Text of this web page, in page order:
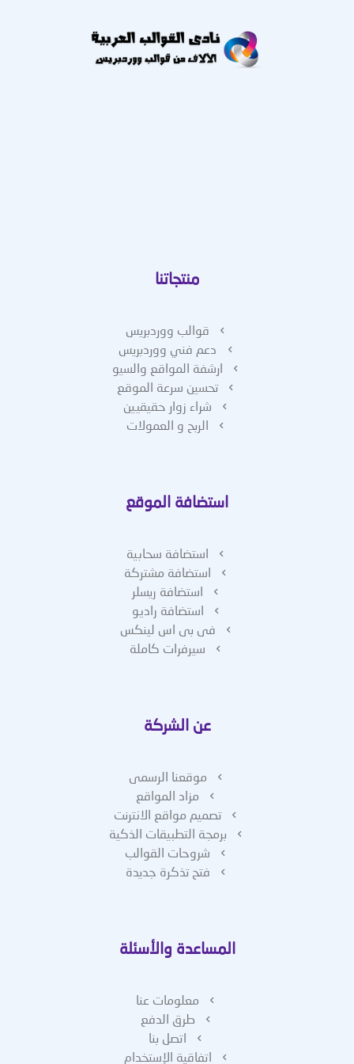
منتجاتنا
قوالب ووردبريس
دعم فني ووردبريس
ارشفة المواقع والسيو
تحسين سرعة الموقع
شراء زوار حقيقيين
الربح و العمولات
استضافة الموقع
استضافة سحابية
استضافة مشتركة
استضافة ريسلر
استضافة راديو
فى بى اس لينكس
سيرفرات كاملة
عن الشركة
موقعنا الرسمى
مزاد المواقع
تصميم مواقع الانترنت
برمجة التطبيقات الذكية
شروحات القوالب
فتح تذكرة جديدة
المساعدة والأسئلة
معلومات عنا
طرق الدفع
اتصل بنا
اتفاقية الإستخدام